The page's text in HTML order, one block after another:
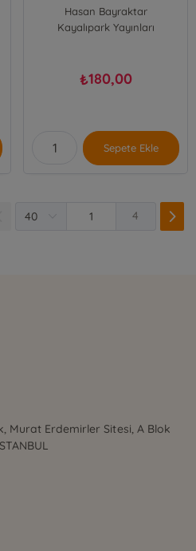
Hasan Bayraktar
Kayalıpark Yayınları
₺180,00
Sepete Ekle
4
Murat Erdemirler Sitesi, A Blok